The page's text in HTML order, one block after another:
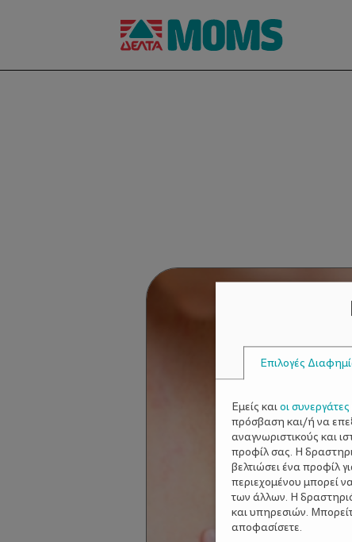
Επιλογές
Εμείς καιοι
πρόσβαση και/ή να
αναγνωριστικούς και
προφίλ σας. Η
βελτιώσει ένα προφίλ
περιεχομένου μπορεί
των άλλων. Η
και υπηρεσιών.
αποφασίσετε.